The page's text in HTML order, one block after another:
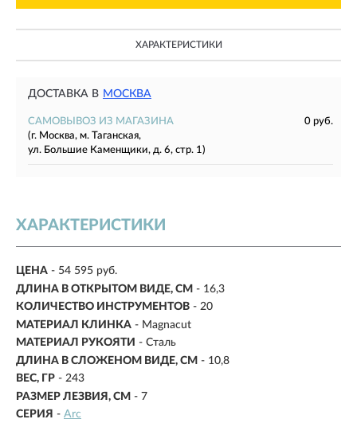
ХАРАКТЕРИСТИКИ
ДОСТАВКА В МОСКВА
САМОВЫВОЗ ИЗ МАГАЗИНА
0 руб.
(г. Москва, м. Таганская,
ул. Большие Каменщики, д. 6, стр. 1)
ХАРАКТЕРИСТИКИ
ЦЕНА - 54 595 руб.
ДЛИНА В ОТКРЫТОМ ВИДЕ, СМ - 16,3
КОЛИЧЕСТВО ИНСТРУМЕНТОВ - 20
МАТЕРИАЛ КЛИНКА - Magnacut
МАТЕРИАЛ РУКОЯТИ - Сталь
ДЛИНА В СЛОЖЕНОМ ВИДЕ, СМ - 10,8
ВЕС, ГР - 243
РАЗМЕР ЛЕЗВИЯ, СМ - 7
СЕРИЯ - Arc